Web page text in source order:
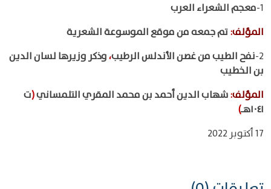
1- معجم الشعراء العرب
المؤلف:تم جمعه من موقع الموسوعة الشعرية
2- نفح الطيب من غصن الأندلس الرطيب،وذكر وزيرها لسان الدين
بن الخطيب
المؤلف:شهاب الدين أحمد بن محمد المقري التلمساني(ت
١٠٤١هـ
)
17 أكتوبر 2022